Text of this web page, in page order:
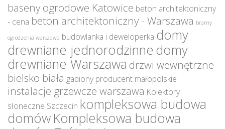
baseny ogrodowe Katowice beton architektoniczny
- cena beton architektoniczny - Warszawa bramy
ogrodzenia warszawa budowlanka i deweloperka domy
drewniane jednorodzinne domy
drewniane Warszawa drzwi wewnętrzne
bielsko biała gabiony producent małopolskie
instalacje grzewcze warszawa Kolektory
słoneczne Szczecin kompleksowa budowa
domówKompleksowa budowa